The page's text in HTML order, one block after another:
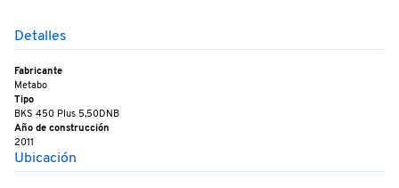
Detalles
Fabricante
Metabo
Tipo
BKS 450 Plus 5,50DNB
Año de construcción
2011
Ubicación